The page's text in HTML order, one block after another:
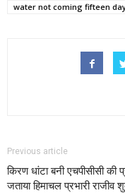
water not coming fifteen
Previous article
किरण धांटा बनी एचपीसीसी की
जताया हिमाचल प्रभारी राजीव